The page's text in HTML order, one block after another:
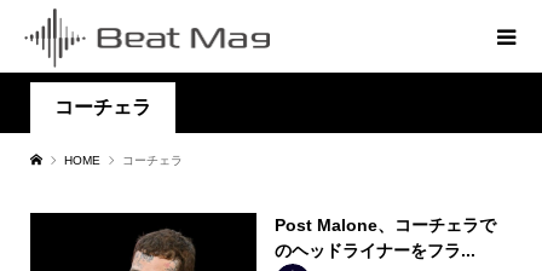
コーチェラ
HOME コーチェラ
Post Malone、コーチェラで
のヘッドライナーをフラ...